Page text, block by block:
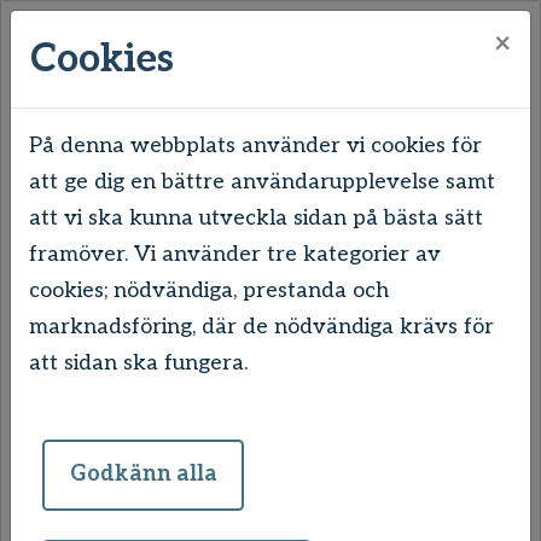
Hem
Uddevalla
Tureborg
Timmerbergsvägen 1-3
Timmerbergsvägen 1-3
lägenhet. Här har du ett fint läge där Bäveån
Cookies ×
På denna webbplats använder vi cookies för
att ge dig en bättre användarupplevelse samt
att vi ska kunna utveckla sidan på bästa sätt
framöver. Vi använder tre kategorier av
cookies; nödvändiga, prestanda och
marknadsföring, där de nödvändiga krävs för
att sidan ska fungera.
Godkänn alla